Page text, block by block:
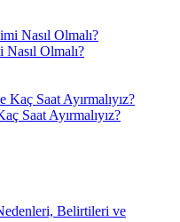
Olmalı?
Saat Ayırmalıyız?